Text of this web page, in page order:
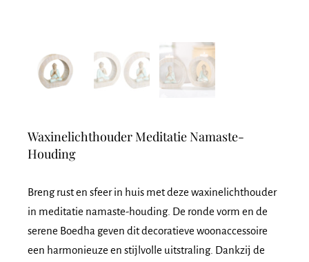
Waxinelichthouder Meditatie Namaste-
Houding
Breng rust en sfeer in huis met deze waxinelichthouder
in meditatie namaste-houding. De ronde vorm en de
serene Boedha geven dit decoratieve woonaccessoire
een harmonieuze en stijlvolle uitstraling. Dankzij de